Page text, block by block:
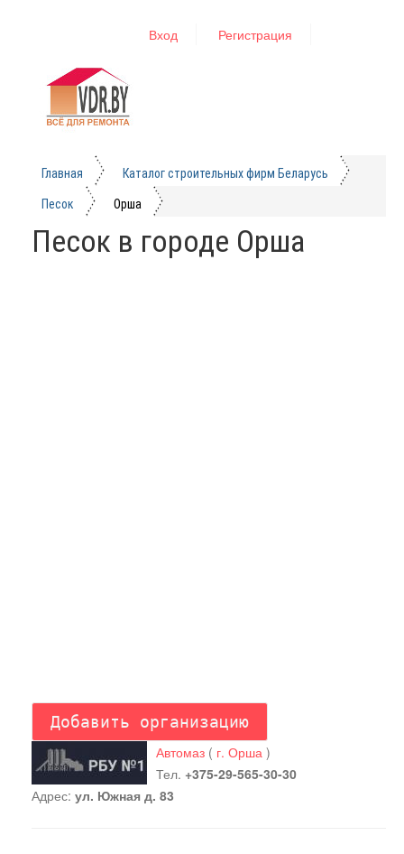
Вход Регистрация
Главная Каталог строительных фирм Беларусь
Песок Орша
Песок в городе Орша
Автомаз ( г. Орша )
Тел. +375-29-565-30-30
Адрес: ул. Южная д. 83